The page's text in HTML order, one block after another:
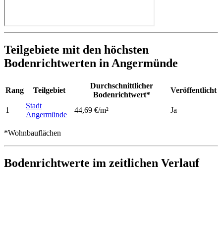
Teilgebiete mit den höchsten
Bodenrichtwerten in Angermünde
Rang Teilgebiet
Durchschnittlicher
Bodenrichtwert*
Veröffentlicht
1
Stadt
Angermünde
44,69 €/m² Ja
*Wohnbauflächen
Bodenrichtwerte im zeitlichen Verlauf